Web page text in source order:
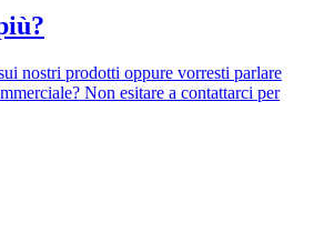
nostri prodotti oppure vorresti parlare
Non esitare a contattarci per